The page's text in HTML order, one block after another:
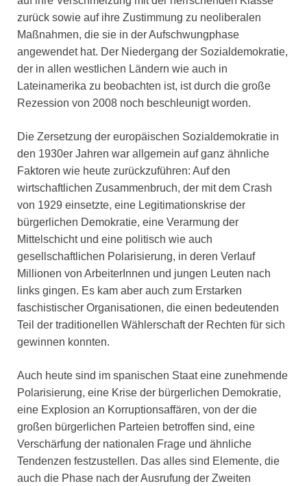
zurück sowie auf ihre Zustimmung zu neoliberalen
Maßnahmen, die sie in der Aufschwungphase
angewendet hat. Der Niedergang der Sozialdemokratie,
der in allen westlichen Ländern wie auch in
Lateinamerika zu beobachten ist, ist durch die große
Rezession von 2008 noch beschleunigt worden.
Die Zersetzung der europäischen Sozialdemokratie in
den 1930er Jahren war allgemein auf ganz ähnliche
Faktoren wie heute zurückzuführen: Auf den
wirtschaftlichen Zusammenbruch, der mit dem Crash
von 1929 einsetzte, eine Legitimationskrise der
bürgerlichen Demokratie, eine Verarmung der
Mittelschicht und eine politisch wie auch
gesellschaftlichen Polarisierung, in deren Verlauf
Millionen von ArbeiterInnen und jungen Leuten nach
links gingen. Es kam aber auch zum Erstarken
faschistischer Organisationen, die einen bedeutenden
Teil der traditionellen Wählerschaft der Rechten für sich
gewinnen konnten.
Auch heute sind im spanischen Staat eine zunehmende
Polarisierung, eine Krise der bürgerlichen Demokratie,
eine Explosion an Korruptionsaffären, von der die
großen bürgerlichen Parteien betroffen sind, eine
Verschärfung der nationalen Frage und ähnliche
Tendenzen festzustellen. Das alles sind Elemente, die
auch die Phase nach der Ausrufung der Zweiten